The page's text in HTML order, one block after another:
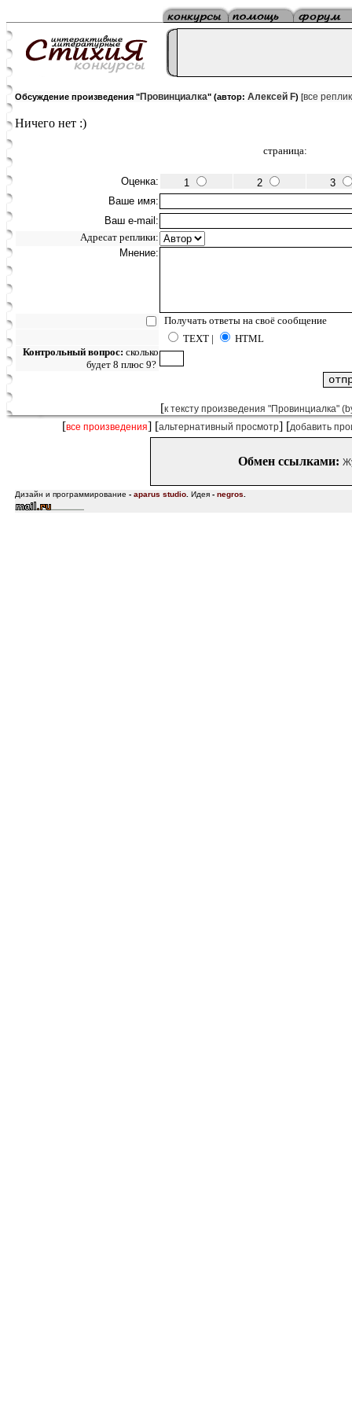
Обсуждение произведения "Провинциалка" (автор: Алексей F) [все
Ничего нет :)
страница:
Оценка: 1 2
3
Ваше имя:
Ваш e-mail:
Адресат реплики:
Мнение:
Получать ответы на своё сообщение
TEXT |
HTML
Контрольный вопрос: сколько
будет 8 плюс 9?
[к тексту произведения "Провинциалка"
[все произведения] [альтернативный просмотр] [добавить
Обмен ссылками:
Дизайн и программирование - aparus studio Идея - negros